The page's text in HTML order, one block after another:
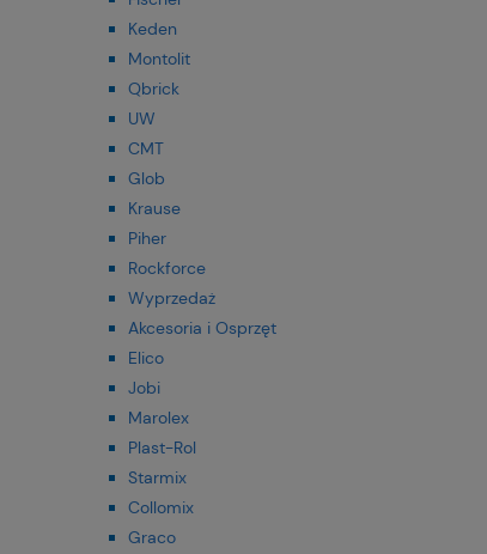
Keden
Montolit
Qbrick
UW
CMT
Glob
Krause
Piher
Rockforce
Wyprzedaż
Akcesoria i Osprzęt
Elico
Jobi
Marolex
Plast-Rol
Starmix
Collomix
Graco